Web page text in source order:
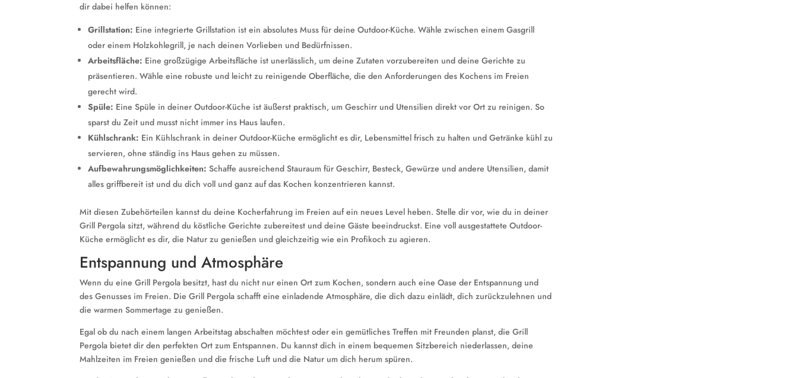
dir dabei helfen können:
Grillstation: Eine integrierte Grillstation ist ein absolutes Muss für deine Outdoor-Küche. Wähle zwischen einem Gasgrill
oder einem Holzkohlegrill, je nach deinen Vorlieben und Bedürfnissen.
Arbeitsfläche: Eine großzügige Arbeitsfläche ist unerlässlich, um deine Zutaten vorzubereiten und deine Gerichte zu
präsentieren. Wähle eine robuste und leicht zu reinigende Oberfläche, die den Anforderungen des Kochens im Freien
gerecht wird.
Spüle: Eine Spüle in deiner Outdoor-Küche ist äußerst praktisch, um Geschirr und Utensilien direkt vor Ort zu reinigen. So
sparst du Zeit und musst nicht immer ins Haus laufen.
Kühlschrank: Ein Kühlschrank in deiner Outdoor-Küche ermöglicht es dir, Lebensmittel frisch zu halten und Getränke kühl zu
servieren, ohne ständig ins Haus gehen zu müssen.
Aufbewahrungsmöglichkeiten: Schaffe ausreichend Stauraum für Geschirr, Besteck, Gewürze und andere Utensilien, damit
alles griffbereit ist und du dich voll und ganz auf das Kochen konzentrieren kannst.
Mit diesen Zubehörteilen kannst du deine Kocherfahrung im Freien auf ein neues Level heben. Stelle dir vor, wie du in deiner
Grill Pergola sitzt, während du köstliche Gerichte zubereitest und deine Gäste beeindruckst. Eine voll ausgestattete Outdoor-
Küche ermöglicht es dir, die Natur zu genießen und gleichzeitig wie ein Profikoch zu agieren.
Entspannung und Atmosphäre
Wenn du eine Grill Pergola besitzt, hast du nicht nur einen Ort zum Kochen, sondern auch eine Oase der Entspannung und
des Genusses im Freien. Die Grill Pergola schafft eine einladende Atmosphäre, die dich dazu einlädt, dich zurückzulehnen und
die warmen Sommertage zu genießen.
Egal ob du nach einem langen Arbeitstag abschalten möchtest oder ein gemütliches Treffen mit Freunden planst, die Grill
Pergola bietet dir den perfekten Ort zum Entspannen. Du kannst dich in einem bequemen Sitzbereich niederlassen, deine
Mahlzeiten im Freien genießen und die frische Luft und die Natur um dich herum spüren.